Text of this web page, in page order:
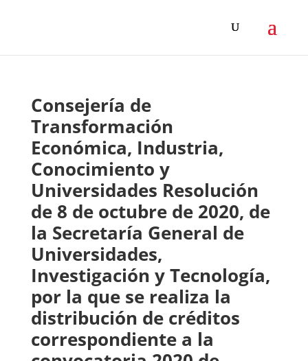
Consejería de
Transformación
Económica, Industria,
Conocimiento y
Universidades Resolución
de 8 de octubre de 2020, de
la Secretaría General de
Universidades,
Investigación y Tecnología,
por la que se realiza la
distribución de créditos
correspondiente a la